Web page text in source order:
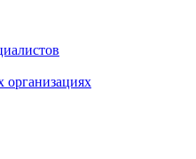
организациях